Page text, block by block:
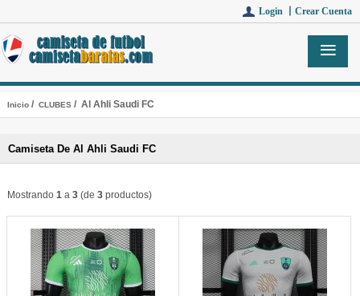
Login 丨 Crear Cuenta
Inicio/ CLUBES/ Al Ahli Saudi FC
Camiseta De Al Ahli Saudi FC
Mostrando 1a 3(de 3productos)